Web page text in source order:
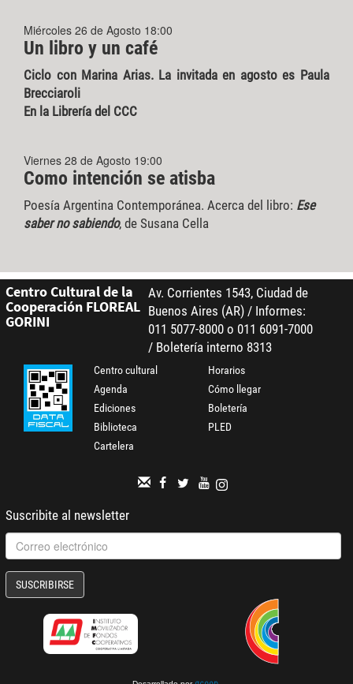
Miércoles 26 de Agosto 18:00
Un libro y un café
Ciclo con Marina Arias. La invitada en agosto es Paula
Brecciaroli
En la Librería del CCC
Viernes 28 de Agosto 19:00
Como intención se atisba
Poesía Argentina Contemporánea. Acerca del libro: Ese
saber no sabiendo, de Susana Cella
Centro Cultural de la
Cooperación FLOREAL
GORINI
Av. Corrientes 1543, Ciudad de
Buenos Aires (AR) / Informes:
011 5077-8000 o 011 6091-7000
/ Boletería interno 8313
Centro cultural
Agenda
Ediciones
Biblioteca
Cartelera
Horarios
Cómo llegar
Boletería
PLED
Suscribite al newsletter
SUSCRIBIRSE